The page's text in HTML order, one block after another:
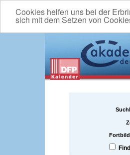
Cookies helfen uns bei der
sich mit dem Setzen von